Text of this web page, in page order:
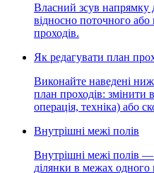
Власний зсув напрямку
відносно поточного
проходів.
Як редагувати план
Виконайте наведені
план проходів: змінити
операція, техніка) або
Внутрішні межі полів
Внутрішні межі полів —
ділянки в межах одного